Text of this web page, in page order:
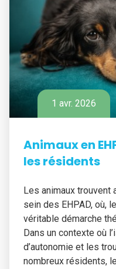
1 avr. 2026
Animaux en
les résidents
Les animaux trouvent
sein des EHPAD, où,
véritable démarche
Dans un contexte où
d’autonomie et les
nombreux résidents,